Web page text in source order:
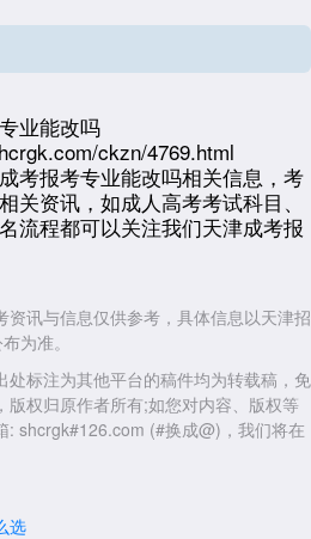
程度的调动成人高考考生学习的积极
成学业。成人高考考生在选择专业时，
才能有学习的动力。
了解该专业的培养目标和未来的职业
可以根据时代发展的大趋势，确定几个
围内进行专业选择。
业能改吗
ckzn/4769.html
考报考专业能改吗相关信息，考
关资讯，如成人高考考试科目、
流程都可以关注我们天津成考报
资讯与信息仅供参考，具体信息以天津招
为准。
处标注为其他平台的稿件均为转载稿，免
版权归原作者所有;如您对内容、版权等
: shcrgk#126.com (#换成@)，我们将在
选